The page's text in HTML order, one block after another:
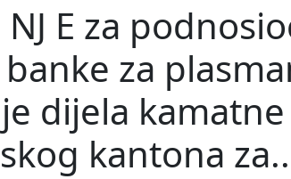
NJ E za
za
dijela
kantona